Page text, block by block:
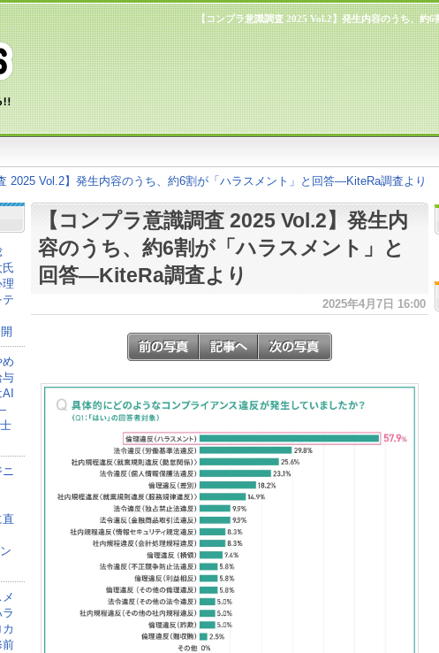
【コンプラ意識調査 2025 Vol.2】発生内容のうち、約
2025 Vol.2】発生内容のうち、約6割が「ハラスメント」と回答―KiteRa調査より
与
ニ
前
【コンプラ意識調査 2025 Vol.2】発生内
容のうち、約6割が「ハラスメント」と
回答―KiteRa調査より
2025年4月7日 16:00